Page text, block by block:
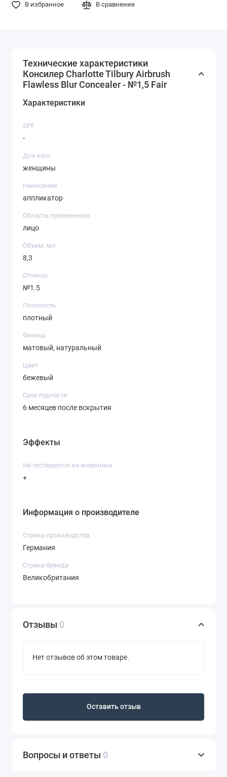
В избранное В сравнение
Технические характеристики
Консилер Charlotte Tilbury Airbrush
Flawless Blur Concealer - №1,5 Fair
Характеристики
SPF
-
Для кого
женщины
Нанесение
аппликатор
Область применения
лицо
Объем, мл
8,3
Оттенок
№1.5
Плотность
плотный
Финиш
матовый, натуральный
Цвет
бежевый
Срок годности
6 месяцев после вскрытия
Эффекты
Не тестируется на животных
+
Информация о производителе
Страна производства
Германия
Страна бренда
Великобритания
Отзывы 0
Нет отзывов об этом товаре.
Оставить отзыв
Вопросы и ответы 0